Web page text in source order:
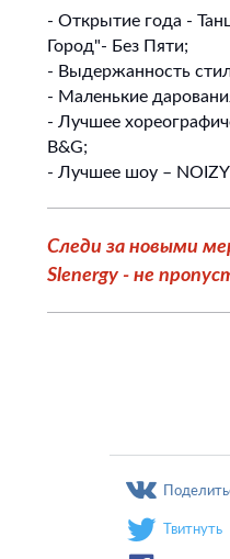
- Открытие года -
Город"- Без Пяти;
- Выдержанность
- Маленькие
- Лучшее
B&G;
- Лучшее шоу – NOIZY
Следи за новыми
Slenergy - не
Твитнуть